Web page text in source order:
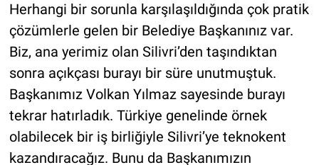
Herhangi bir sorunla karşılaşıldığında çok pratik
çözümlerle gelen bir Belediye Başkanınız var.
Biz, ana yerimiz olan Silivri’den taşındıktan
sonra açıkçası burayı bir süre unutmuştuk.
Başkanımız Volkan Yılmaz sayesinde burayı
tekrar hatırladık. Türkiye genelinde örnek
olabilecek bir iş birliğiyle Silivri’ye teknokent
kazandıracağız. Bunu da Başkanımızın